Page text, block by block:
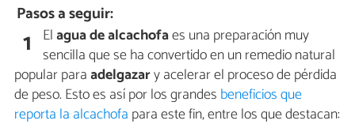
Pasos a seguir:
1 Elagua de alcachofaes una preparación muy
sencilla que se ha convertido en un remedio natural
popular paraadelgazary acelerar el proceso de pérdida
de peso. Esto es así por los grandes beneficios que
reporta la alcachofa para este fin, entre los que destacan: